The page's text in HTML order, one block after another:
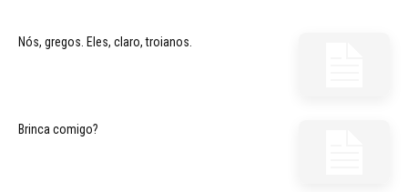
Nós, gregos. Eles, claro, troianos.
Brinca comigo?